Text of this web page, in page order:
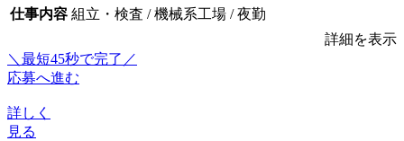
仕事内容 組立・検査 / 機械系工場 / 夜勤
詳細を表示
＼最短45秒で完了／
応募へ進む
詳しく
見る